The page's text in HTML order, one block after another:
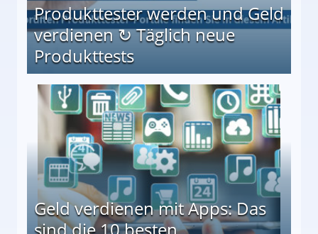
Produkttester werden und Geld
verdienen ↻ Täglich neue
Produkttests
↻ Täglich neue Produkttests
Geld verdienen mit Apps: Das
sind die 10 besten